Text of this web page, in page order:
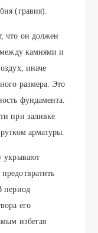
(гравия).
что он должен
между камнями и
иначе
размера. Это
фундамента.
при заливке
арматуры.
укрывают
период
его
избегая